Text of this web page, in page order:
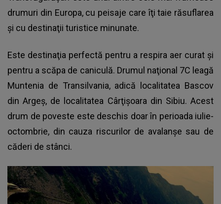
drumuri din Europa, cu peisaje care îţi taie răsuflarea
şi cu destinaţii turistice minunate.
Este destinaţia perfectă pentru a respira aer curat şi
pentru a scăpa de caniculă. Drumul naţional 7C leagă
Muntenia de Transilvania, adică localitatea Bascov
din Argeş, de localitatea Cârţişoara din Sibiu. Acest
drum de poveste este deschis doar în perioada iulie-
octombrie, din cauza riscurilor de avalanşe sau de
căderi de stânci.